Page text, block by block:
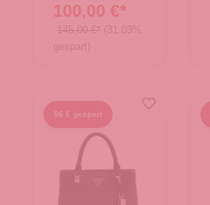
100,00 €*
145,00 €* (31.03%
gespart)
56 € gespart